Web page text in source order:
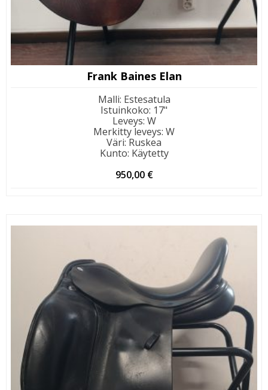
Frank Baines Elan
Malli: Estesatula
Istuinkoko: 17"
Leveys: W
Merkitty leveys: W
Väri: Ruskea
Kunto: Käytetty
950,00 €